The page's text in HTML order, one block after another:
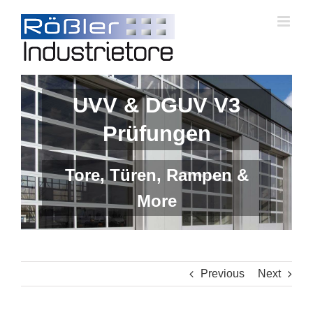
content
UVV & DGUV V3
Prüfungen
Tore, Türen, Rampen &
More
Previous Next